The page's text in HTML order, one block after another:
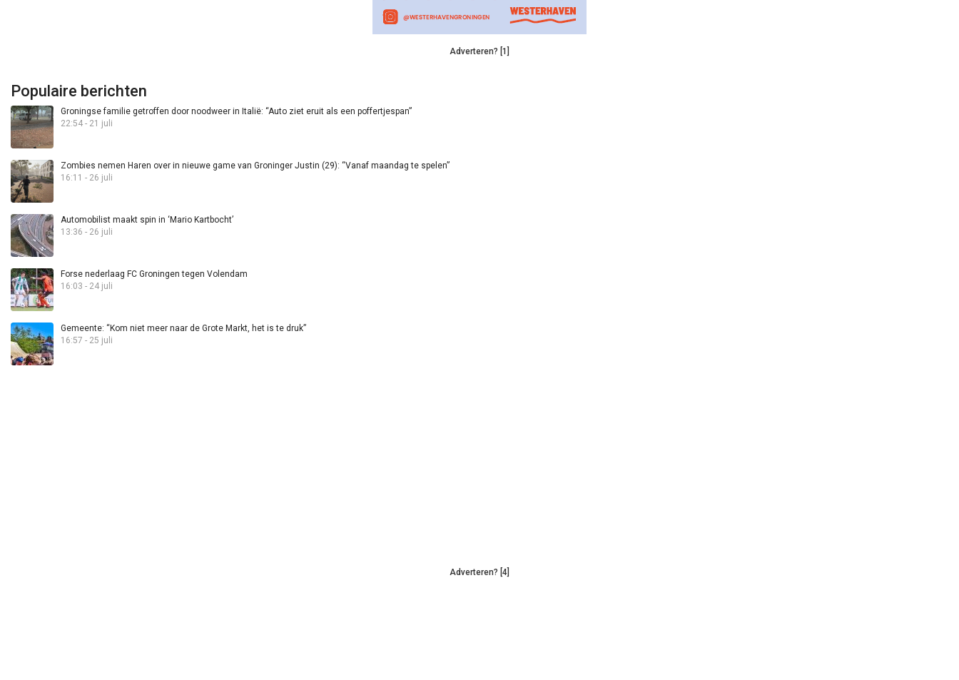
Adverteren? [1]
Populaire berichten
Groningse familie getroffen door noodweer in Italië: “Auto ziet eruit als een poffertjespan”
22:54 - 21 juli
Zombies nemen Haren over in nieuwe game van Groninger Justin (29): “Vanaf maandag te spelen”
16:11 - 26 juli
Automobilist maakt spin in ‘Mario Kartbocht’
13:36 - 26 juli
Forse nederlaag FC Groningen tegen Volendam
16:03 - 24 juli
Gemeente: “Kom niet meer naar de Grote Markt, het is te druk”
16:57 - 25 juli
Adverteren? [4]